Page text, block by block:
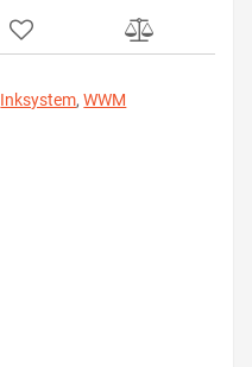
Inksystem,WWM